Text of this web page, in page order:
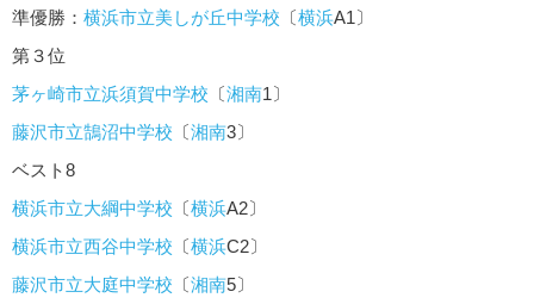
準優勝： 横浜市立美しが丘中学校 〔横浜A1〕
第３位
茅ヶ崎市立浜須賀中学校 〔湘南1〕
藤沢市立鵠沼中学校 〔湘南3〕
ベスト8
横浜市立大綱中学校 〔横浜A2〕
横浜市立西谷中学校 〔横浜C2〕
藤沢市立大庭中学校 〔湘南5〕